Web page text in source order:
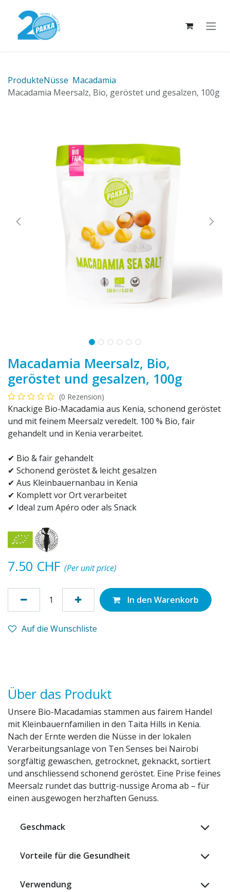
ProdukteNüsse Macadamia
Macadamia Meersalz, Bio, geröstet und gesalzen, 100g
Macadamia Meersalz, Bio,
geröstet und gesalzen, 100g
(0 Rezension)
Knackige Bio-Macadamia aus Kenia, schonend geröstet
und mit feinem Meersalz veredelt. 100 % Bio, fair
gehandelt und in Kenia verarbeitet.
✔ Bio & fair gehandelt
✔ Schonend geröstet & leicht gesalzen
✔ Aus Kleinbauernanbau in Kenia
✔ Komplett vor Ort verarbeitet
✔ Ideal zum Apéro oder als Snack
7.50 CHF (Per unit price)
In den Warenkorb
Auf die Wunschliste
Über das Produkt
Unsere Bio-Macadamias stammen aus fairem Handel
mit Kleinbauernfamilien in den Taita Hills in Kenia.
Nach der Ernte werden die Nüsse in der lokalen
Verarbeitungsanlage von Ten Senses bei Nairobi
sorgfältig gewaschen, getrocknet, geknackt, sortiert
und anschliessend schonend geröstet. Eine Prise feines
Meersalz rundet das buttrig-nussige Aroma ab – für
einen ausgewogen herzhaften Genuss.
Geschmack
Vorteile für die Gesundheit
Verwendung